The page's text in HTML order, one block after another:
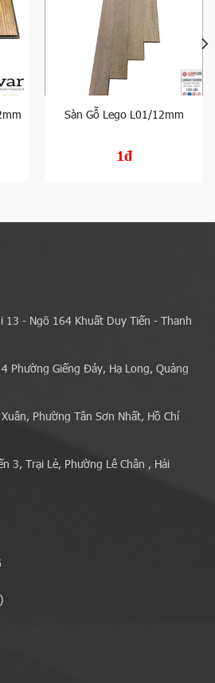
Sàn Gỗ Lego L01/12mm
1đ
13 - Ngõ 164 Khuất Duy Tiến - Thanh
Phường Giếng Đáy, Hạ Long, Quảng
Phường Tân Sơn Nhất, Hồ Chí
3, Trại Lẻ, Phường Lê Chân , Hải